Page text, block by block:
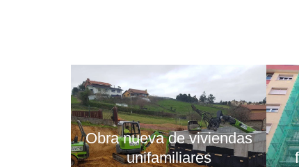
Obra nueva de viviendas
unifamiliares